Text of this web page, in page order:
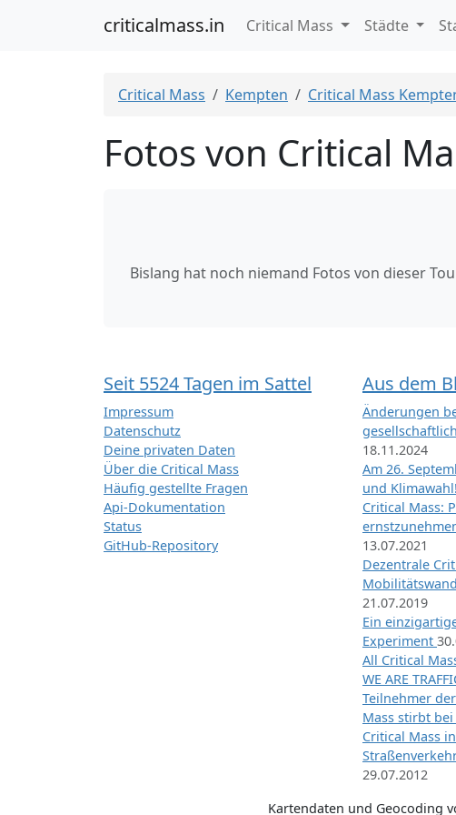
criticalmass.in Critical Mass Städte
Critical Mass Kempten Critical Mass
Fotos von Critical
Bislang hat noch niemand Fotos von dieser
Seit 5524 Tagen im Sattel
Impressum
Datenschutz
Deine privaten Daten
Über die Critical Mass
Häufig gestellte Fragen
Api-Dokumentation
Status
GitHub-Repository
Aus dem
Änderungen
18.11.2024
Am 26.
und Klimawahl!
Critical Mass:
13.07.2021
Dezentrale
21.07.2019
Ein
Experiment
All Critical
WE ARE
Teilnehmer
Mass stirbt
Critical Mass
29.07.2012
Kartendaten und Geocoding